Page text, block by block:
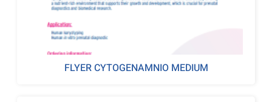
FLYER CYTOGENAMNIO MEDIUM